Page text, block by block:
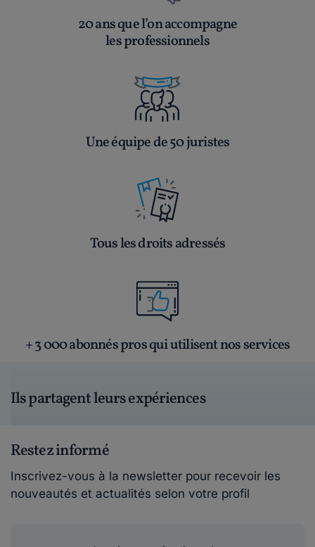
20 ans que l’on accompagne
les professionnels
Une équipe de 50 juristes
Tous les droits adressés
+ 3 000 abonnés pros qui utilisent nos services
Ils partagent leurs expériences
Restez informé
Inscrivez-vous à la newsletter pour recevoir les
nouveautés et actualités selon votre profil